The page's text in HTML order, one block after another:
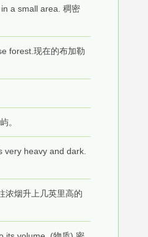
a small area. 稠密
forest.现在的布加勒
。
very heavy and dark.
浓烟升上几英里高的